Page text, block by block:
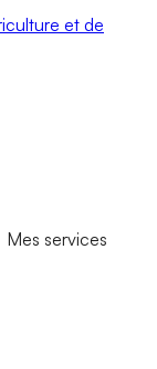
et de
Mes services